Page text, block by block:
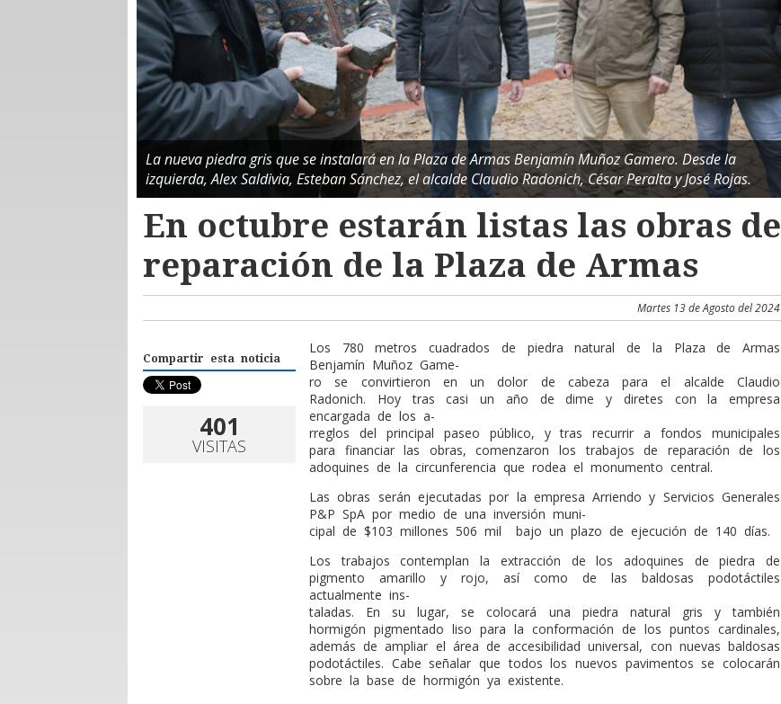
La nueva piedra gris que se instalará en la Plaza de Armas Benjamín Muñoz Gamero. Desde la
izquierda, Alex Saldivia, Esteban Sánchez, el alcalde Claudio Radonich, César Peralta y José Rojas.
En octubre estarán listas las obras de
reparación de la Plaza de Armas
Martes 13 de Agosto del 2024
Compartir esta noticia
401
VISITAS
Los 780 metros cuadrados de piedra natural de la Plaza de Armas
Benjamín Muñoz Game-
ro se convirtieron en un dolor de cabeza para el alcalde Claudio
Radonich. Hoy tras casi un año de dime y diretes con la empresa
encargada de los a-
rreglos del principal paseo público, y tras recurrir a fondos municipales
para financiar las obras, comenzaron los trabajos de reparación de los
adoquines de la circunferencia que rodea el monumento central.
Las obras serán ejecutadas por la empresa Arriendo y Servicios Generales
P&P SpA por medio de una inversión muni-
cipal de $103 millones 506 mil
bajo un plazo de ejecución de 140 días.
Los trabajos contemplan la extracción de los adoquines de piedra de
pigmento amarillo y rojo, así como de las baldosas podotáctiles
actualmente ins-
taladas. En su lugar, se colocará una piedra natural gris y también
hormigón pigmentado liso para la conformación de los puntos cardinales,
además de ampliar el área de accesibilidad universal, con nuevas baldosas
podotáctiles. Cabe señalar que todos los nuevos pavimentos se colocarán
sobre la base de hormigón ya existente.